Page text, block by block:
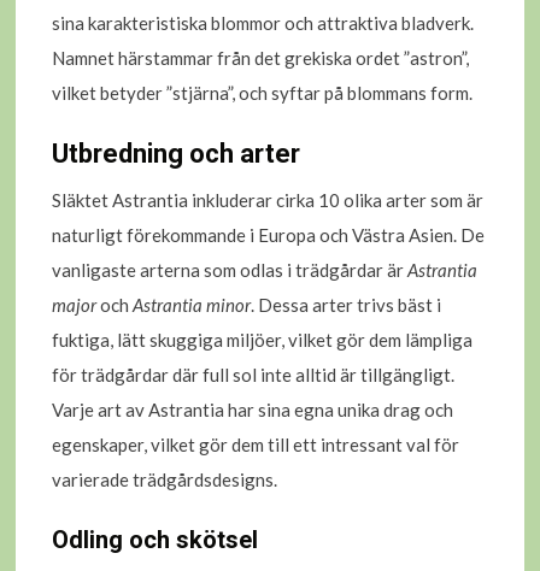
sina karakteristiska blommor och attraktiva bladverk.
Namnet härstammar från det grekiska ordet ”astron”,
vilket betyder ”stjärna”, och syftar på blommans form.
Utbredning och arter
Släktet Astrantia inkluderar cirka 10 olika arter som är
naturligt förekommande i Europa och Västra Asien. De
vanligaste arterna som odlas i trädgårdar ärAstrantia
majorochAstrantia minor. Dessa arter trivs bäst i
fuktiga, lätt skuggiga miljöer, vilket gör dem lämpliga
för trädgårdar där full sol inte alltid är tillgängligt.
Varje art av Astrantia har sina egna unika drag och
egenskaper, vilket gör dem till ett intressant val för
varierade trädgårdsdesigns.
Odling och skötsel